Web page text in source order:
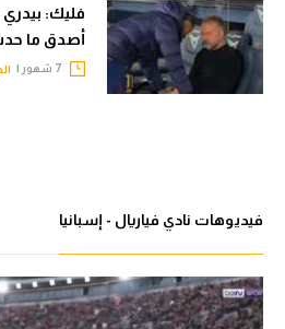
فليك: بيدري
أصدق ما
فيديوهات نادي فياريال - إسبانيا